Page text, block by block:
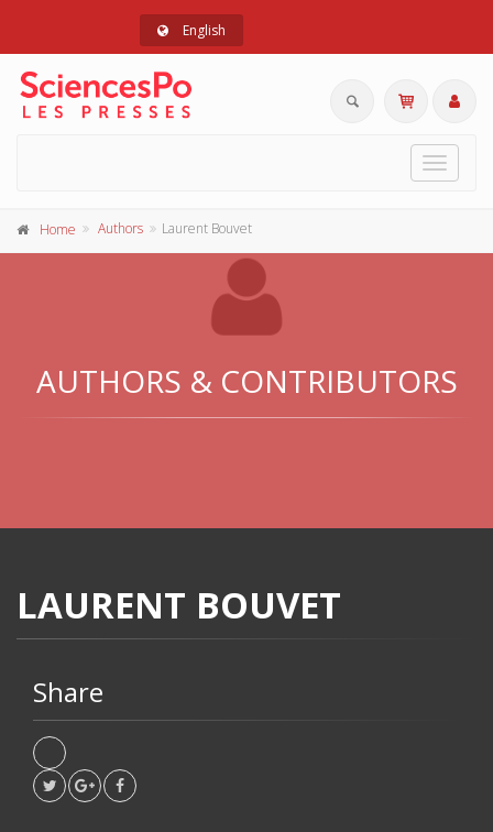
English
Toggle
Home Authors Laurent Bouvet
AUTHORS & CONTRIBUTORS
LAURENT BOUVET
Share